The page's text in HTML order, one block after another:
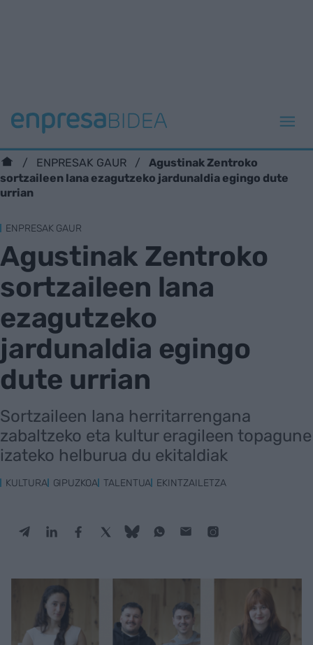
ENPRESAK GAUR
Agustinak Zentroko
sortzaileen lana ezagutzeko jardunaldia egingo dute
urrian
ENPRESAK GAUR
Agustinak Zentroko
sortzaileen lana
ezagutzeko
jardunaldia egingo
dute urrian
Sortzaileen lana herritarrengana
zabaltzeko eta kultur eragileen topagune
izateko helburua du ekitaldiak
KULTURA GIPUZKOA TALENTUA EKINTZAILETZA